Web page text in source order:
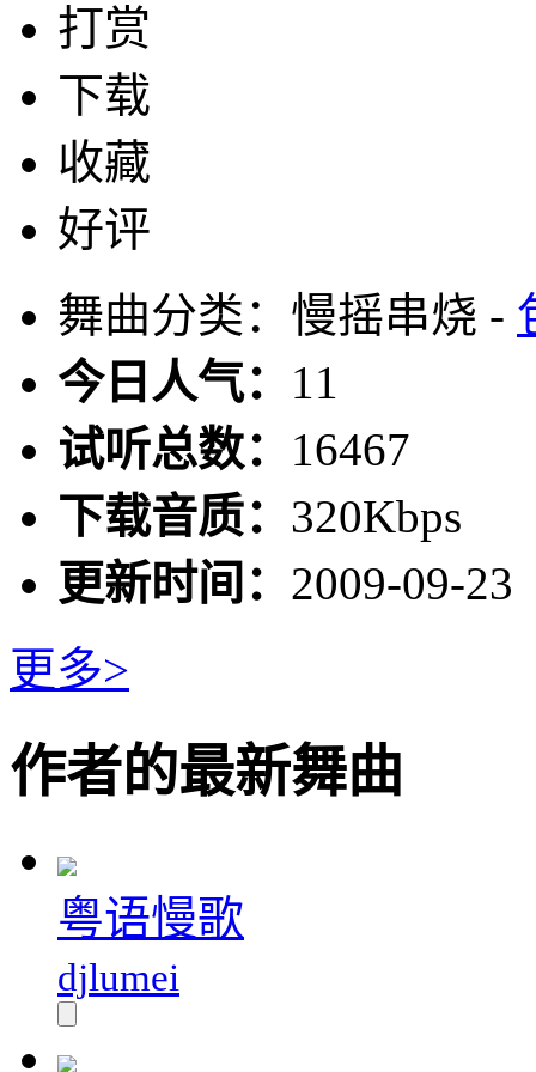
打赏
下载
收藏
好评
舞曲分类：慢摇串烧 -
今日人气： 11
试听总数： 16467
下载音质： 320Kbps
更新时间： 2009-09-23
更多>
作者的最新舞曲
粤语慢歌
djlumei